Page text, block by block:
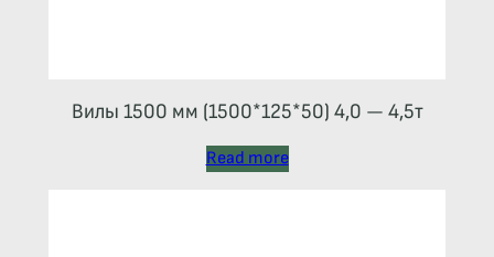
Вилы 1500 мм (1500*125*50) 4,0 — 4,5т
Read more